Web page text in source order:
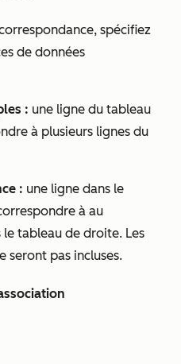
, spécifiez
de données
: une ligne du tableau
à plusieurs lignes du
: une ligne dans le
à au
tableau de droite. Les
seront pas incluses.